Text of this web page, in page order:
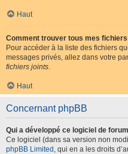
Haut
Comment trouver tous mes
Pour accéder à la liste des fichiers
messages privés, allez dans votre
fichiers joints.
Haut
Concernant phpBB
Qui a développé ce logiciel de
Ce logiciel (dans sa version non
phpBB Limited , qui en a les droits